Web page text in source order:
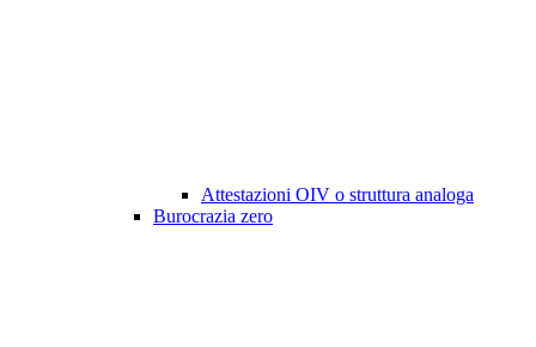
Attestazioni OIV o struttura analoga
Burocrazia zero